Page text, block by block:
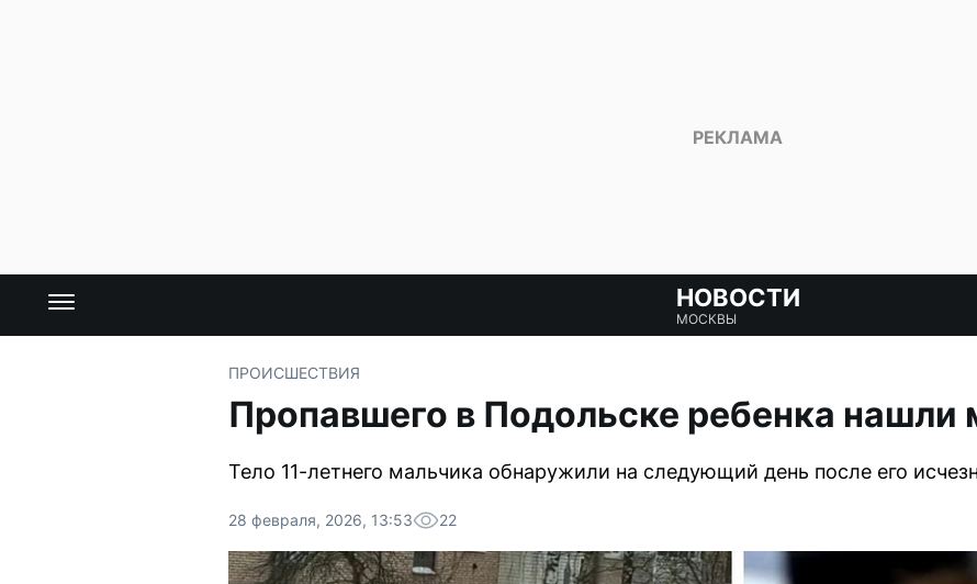
НОВОСТИ
МОСКВЫ
ПРОИСШЕСТВИЯ
Пропавшего в Подольске ребенка нашли
Тело 11-летнего мальчика обнаружили на следующий день после его
28 февраля, 2026, 13:53 22